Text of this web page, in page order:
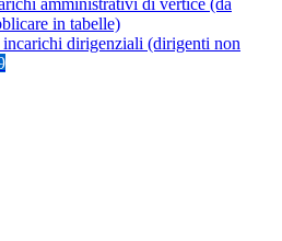
amministrativi di vertice (da
in tabelle)
dirigenziali (dirigenti non